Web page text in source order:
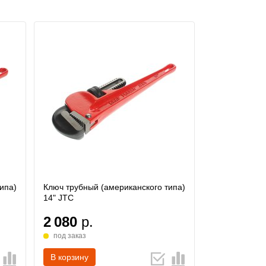
Ключ трубный (американского типа)
14" JTC
2 080р.
под заказ
В корзину